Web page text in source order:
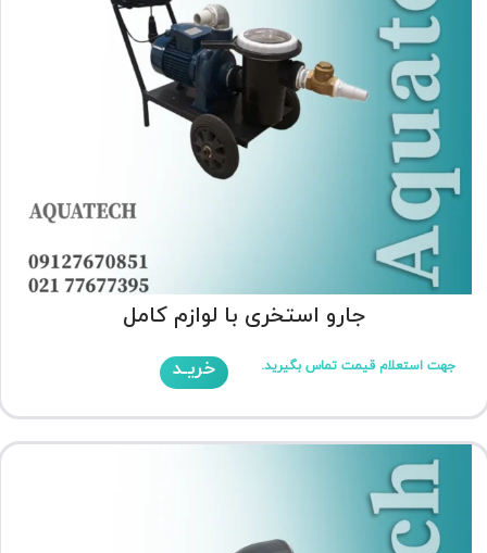
جارو استخری با لوازم کامل
جهت استعلام قیمت تماس بگیرید. خریـد